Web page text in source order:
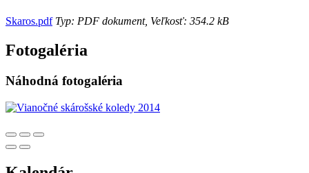
Skaros.pdfTyp: PDF dokument, Veľkosť: 354.2 kB
Fotogaléria
Náhodná fotogaléria